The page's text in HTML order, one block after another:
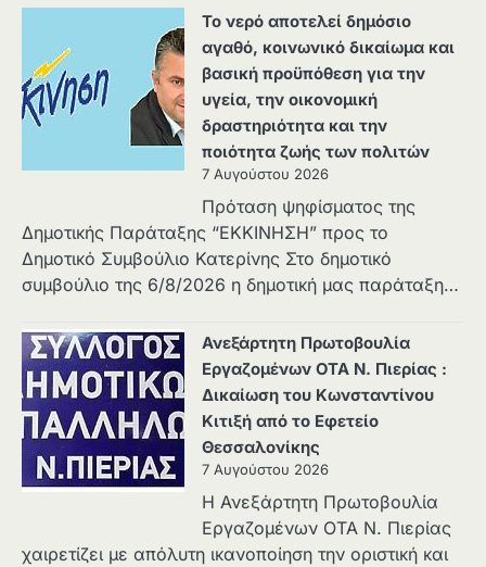
Το νερό αποτελεί δημόσιο
αγαθό, κοινωνικό δικαίωμα και
βασική προϋπόθεση για την
υγεία, την οικονομική
δραστηριότητα και την
ποιότητα ζωής των πολιτών
7 Αυγούστου 2026
Πρόταση ψηφίσματος της
Δημοτικής Παράταξης “ΕΚΚΙΝΗΣΗ” προς το
Δημοτικό Συμβούλιο Κατερίνης Στο δημοτικό
συμβούλιο της 6/8/2026 η δημοτική μας παράταξη…
Ανεξάρτητη Πρωτοβουλία
Εργαζομένων ΟΤΑ Ν. Πιερίας :
Δικαίωση του Κωνσταντίνου
Κιτιξή από το Εφετείο
Θεσσαλονίκης
7 Αυγούστου 2026
Η Ανεξάρτητη Πρωτοβουλία
Εργαζομένων ΟΤΑ Ν. Πιερίας
χαιρετίζει με απόλυτη ικανοποίηση την οριστική και